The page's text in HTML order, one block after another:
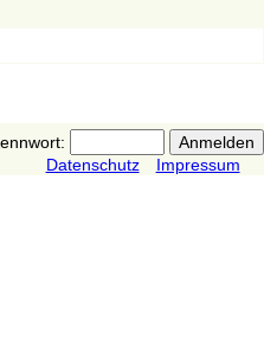
Datenschutz
Impressum